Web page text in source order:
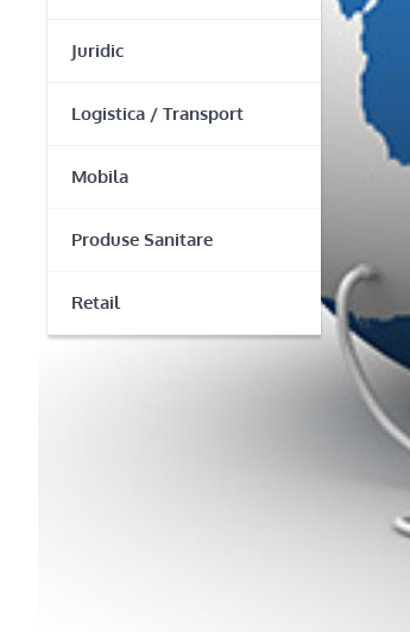
Juridic
Logistica / Transport
Mobila
Produse Sanitare
Retail